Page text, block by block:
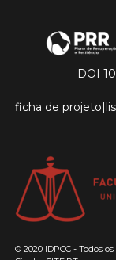
© 2020 IDPCC - Todos
DOI
ficha de projeto